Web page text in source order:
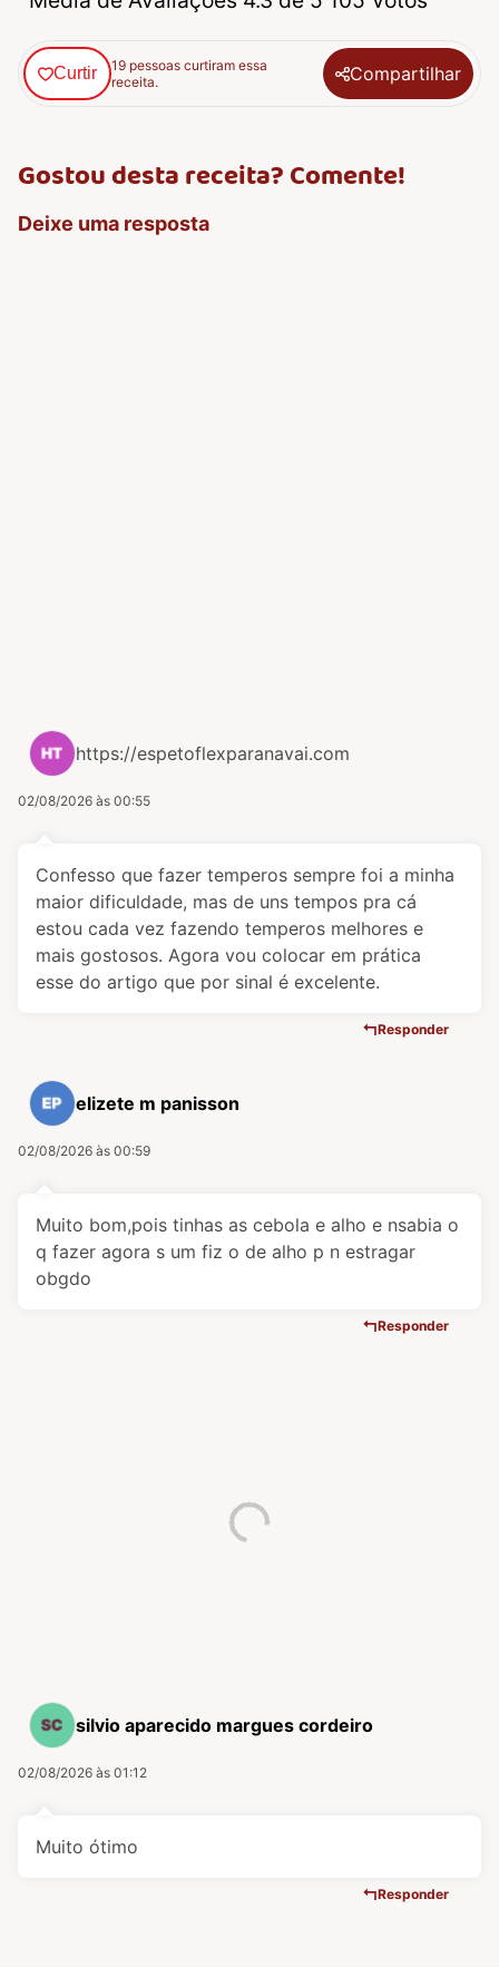
Curtir
19 pessoas curtiram essa
receita.
Compartilhar
Gostou desta receita? Comente!
Deixe uma resposta
https://espetoflexparanavai.com
02/08/2026 às 00:55
Confesso que fazer temperos sempre foi a minha
maior dificuldade, mas de uns tempos pra cá
estou cada vez fazendo temperos melhores e
mais gostosos. Agora vou colocar em prática
esse do artigo que por sinal é excelente.
Responder
elizete m panisson
02/08/2026 às 00:59
Muito bom,pois tinhas as cebola e alho e nsabia o
q fazer agora s um fiz o de alho p n estragar
obgdo
Responder
silvio aparecido margues cordeiro
02/08/2026 às 01:12
Muito ótimo
Responder